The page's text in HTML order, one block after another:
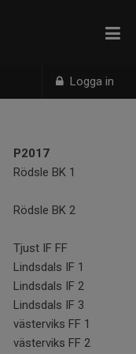
Logga in
P2017
Rödsle BK 1
Rödsle BK 2
Tjust IF FF
Lindsdals IF 1
Lindsdals IF 2
Lindsdals IF 3
västerviks FF 1
västerviks FF 2